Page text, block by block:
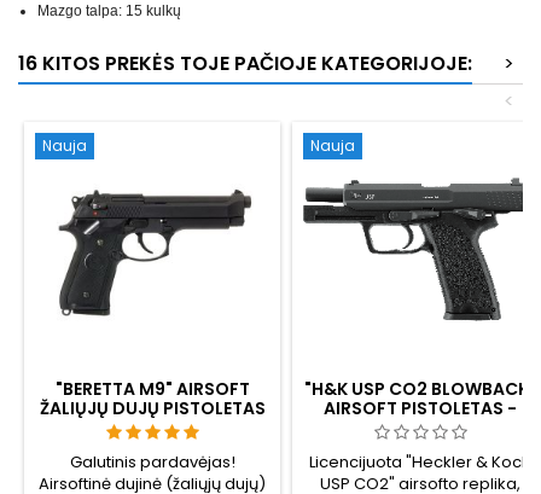
Mazgo talpa: 15 kulkų
16 KITOS PREKĖS TOJE PAČIOJE KATEGORIJOJE:
>
<
Nauja
"BERETTA M9" AIRSOFT
ŽALIŲJŲ DUJŲ PISTOLETAS
SU ATOVEIKSMIU (GBB)
Galutinis pardavėjas!
Airsoftinė dujinė (žaliųjų dujų)
Nauja
"H&K USP CO2 BLOWBACK"
AIRSOFT PISTOLETAS -
PILNO DYDŽIO,
LICENCIJUOTAS "UMAREX",
TINKA DIDESNĖMS
RANKOMS
Licencijuota "Heckler & Koch
USP CO2" airsofto replika,